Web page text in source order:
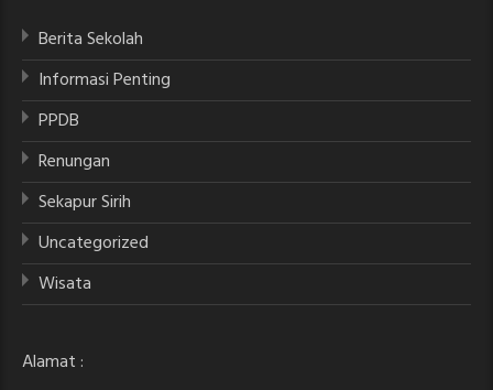
Berita Sekolah
Informasi Penting
PPDB
Renungan
Sekapur Sirih
Uncategorized
Wisata
Alamat :